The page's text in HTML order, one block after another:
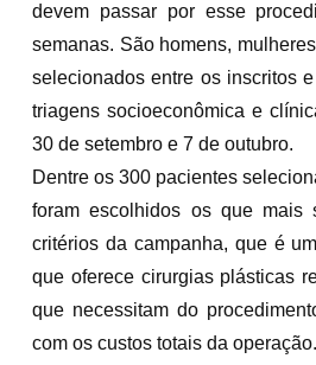
devem passar por esse
semanas. São homens,
selecionados entre os inscritos
triagens socioeconômica e
30 de setembro e 7 de outubro.
Dentre os 300 pacientes
foram escolhidos os que mais
critérios da campanha, que é
que oferece cirurgias plásticas
que necessitam do
com os custos totais da operação.